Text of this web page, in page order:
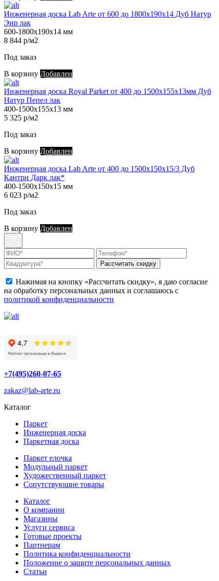
Инженерная доска Lab Arte от 600 до 1800х190х14 Дуб Натур
Эир лак
600-1800х190х14 мм
8 844 р/м2
Под заказ
В корзину Добавлен
Инженерная доска Royal Parket от 400 до 1500х155х13мм Дуб
Натур Пепел лак
400-1500х155х13 мм
5 325 р/м2
Под заказ
В корзину Добавлен
Инженерная доска Lab Arte от 400 до 1500х150х15/3 Дуб
Кантри Дарк лак*
400-1500х150х15 мм
6 023 р/м2
Под заказ
В корзину Добавлен
Рассчитать скидку
Нажимая на кнопку «Рассчитать скидку», я даю согласие
на обработку персональных данных и соглашаюсь с
политикой конфиденциальности
+7(495)260-07-65
zakaz@lab-arte.ru
Каталог
Паркет
Инженерная доска
Паркетная доска
Паркет елочка
Модульный паркет
Художественный паркет
Сопутствующие товары
Каталог
О компании
Магазины
Услуги сервиса
Готовые проекты
Партнерам
Политика конфиденциальности
Положение о защите персональных данных
Статьи